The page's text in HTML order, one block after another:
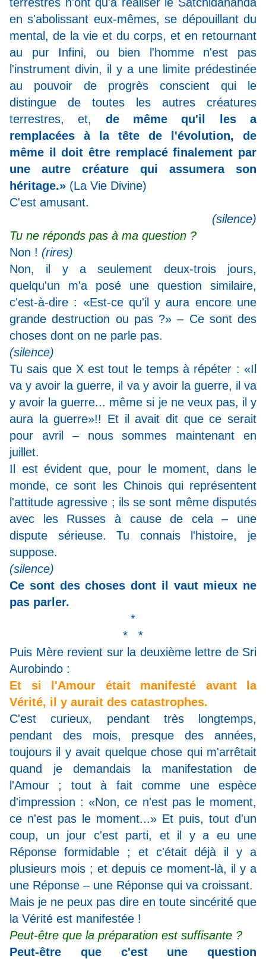
en s'abolissant eux-mêmes, se dépouillant du
mental, de la vie et du corps, et en retournant
au pur Infini, ou bien l'homme n'est pas
l'instrument divin, il y a une limite prédestinée
au pouvoir de progrès conscient qui le
distingue de toutes les autres créatures
terrestres, et, de même qu'il les a
remplacées à la tête de l'évolution, de
même il doit être remplacé finalement par
une autre créature qui assumera son
héritage.» (La Vie Divine)
C'est amusant.
(silence)
Tu ne réponds pas à ma question ?
Non ! (rires)
Non, il y a seulement deux-trois jours,
quelqu'un m'a posé une question similaire,
c'est-à-dire : «Est-ce qu'il y aura encore une
grande destruction ou pas ?» – Ce sont des
choses dont on ne parle pas.
(silence)
Tu sais que X est tout le temps à répéter : «Il
va y avoir la guerre, il va y avoir la guerre, il va
y avoir la guerre... même si je ne veux pas, il y
aura la guerre»!! Et il avait dit que ce serait
pour avril – nous sommes maintenant en
juillet.
Il est évident que, pour le moment, dans le
monde, ce sont les Chinois qui représentent
l'attitude agressive ; ils se sont même disputés
avec les Russes à cause de cela – une
dispute sérieuse. Tu connais l'histoire, je
suppose.
(silence)
Ce sont des choses dont il vaut mieux ne
pas parler.
*
* *
Puis Mère revient sur la deuxième lettre de Sri
Aurobindo :
Et si l'Amour était manifesté avant la
Vérité, il y aurait des catastrophes.
C'est curieux, pendant très longtemps,
pendant des mois, presque des années,
toujours il y avait quelque chose qui m'arrêtait
quand je demandais la manifestation de
l'Amour ; tout à fait comme une espèce
d'impression : «Non, ce n'est pas le moment,
ce n'est pas le moment...» Et puis, tout d'un
coup, un jour c'est parti, et il y a eu une
Réponse formidable ; et c'était déjà il y a
plusieurs mois ; et depuis ce moment-là, il y a
une Réponse – une Réponse qui va croissant.
Mais je ne peux pas dire en toute sincérité que
la Vérité est manifestée !
Peut-être que la préparation est suffisante ?
Peut-être que c'est une question